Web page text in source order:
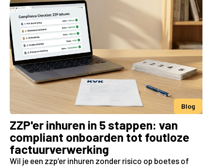
Blog
ZZP'er inhuren in 5 stappen: van
compliant onboarden tot foutloze
factuurverwerking
Wil je een zzp’er inhuren zonder risico op boetes of